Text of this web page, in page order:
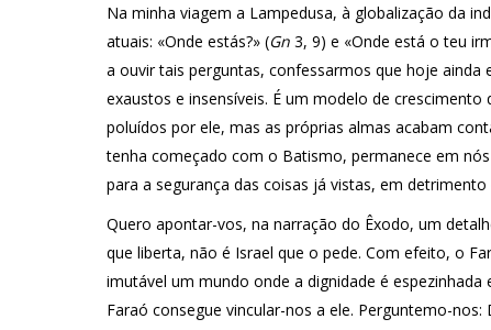
Na minha viagem a Lampedusa, à globalização da
atuais: «Onde estás?» (Gn 3, 9) e «Onde está o teu
a ouvir tais perguntas, confessarmos que hoje
exaustos e insensíveis. É um modelo de
poluídos por ele, mas as próprias almas acabam
tenha começado com o Batismo, permanece em
para a segurança das coisas já vistas, em detrimento
Quero apontar-vos, na narração do Êxodo, um
que liberta, não é Israel que o pede. Com efeito, o
imutável um mundo onde a dignidade é
Faraó consegue vincular-nos a ele. Perguntemo-